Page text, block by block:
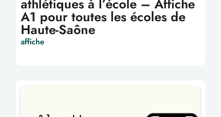
A1 pour toutes les écoles de
Haute-Saône
affiche